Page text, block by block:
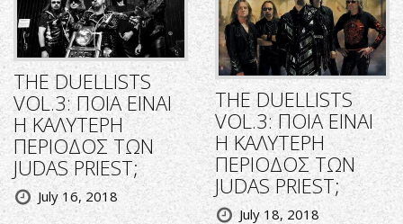
THE DUELLISTS
VOL.3: ΠΟΙΑ ΕΙΝΑΙ
Η ΚΑΛΥΤΕΡΗ
ΠΕΡΙΟΔΟΣ ΤΩΝ
JUDAS PRIEST;
July 16, 2018
THE DUELLISTS
VOL.3: ΠΟΙΑ ΕΙΝΑΙ
Η ΚΑΛΥΤΕΡΗ
ΠΕΡΙΟΔΟΣ ΤΩΝ
JUDAS PRIEST;
July 18, 2018